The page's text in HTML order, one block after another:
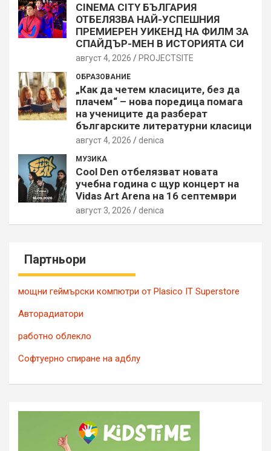
CINEMA CITY БЪЛГАРИЯ
ОТБЕЛЯЗВА НАЙ-УСПЕШНИЯ
ПРЕМИЕРЕН УИКЕНД НА ФИЛМ ЗА
СПАЙДЪР-МЕН В ИСТОРИЯТА СИ
август 4, 2026 PROJECTSITЕ
ОБРАЗОВАНИЕ
„Как да четем класиците, без да
плачем“ – нова поредица помага
на учениците да разберат
българските литературни класици
август 4, 2026 denica
МУЗИКА
Cool Den отбелязват новата
учебна година с щур концерт на
Vidas Art Arena на 16 септември
август 3, 2026 denica
Партньори
мощни геймърски компютри от Plasico IT Superstore
Авторадиатори
работно облекло
Софтуерно спиране на адблу